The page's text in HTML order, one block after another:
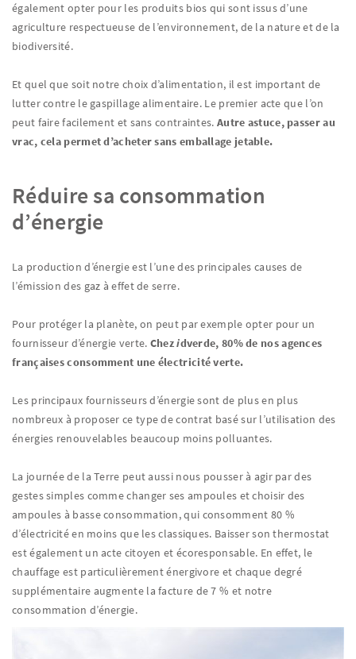
également opter pour les produits bios qui sont issus d’une
agriculture respectueuse de l’environnement, de la nature et de la
biodiversité.
Et quel que soit notre choix d’alimentation, il est important de
lutter contre le gaspillage alimentaire. Le premier acte que l’on
peut faire facilement et sans contraintes. Autre astuce, passer au
vrac, cela permet d’acheter sans emballage jetable.
Réduire sa consommation
d’énergie
La production d’énergie est l’une des principales causes de
l’émission des gaz à effet de serre.
Pour protéger la planète, on peut par exemple opter pour un
fournisseur d’énergie verte. Chezidverde, 80% de nos agences
françaises consomment une électricité verte.
Les principaux fournisseurs d’énergie sont de plus en plus
nombreux à proposer ce type de contrat basé sur l’utilisation des
énergies renouvelables beaucoup moins polluantes.
La journée de la Terre peut aussi nous pousser à agir par des
gestes simples comme changer ses ampoules et choisir des
ampoules à basse consommation, qui consomment 80 %
d’électricité en moins que les classiques. Baisser son thermostat
est également un acte citoyen et écoresponsable. En effet, le
chauffage est particulièrement énergivore et chaque degré
supplémentaire augmente la facture de 7 % et notre
consommation d’énergie.